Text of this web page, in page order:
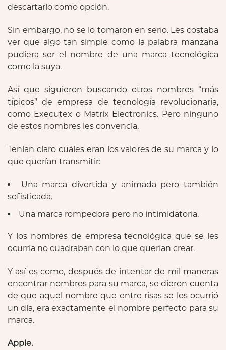
descartarlo como opción.
Sin embargo, no se lo tomaron en serio. Les costaba
ver que algo tan simple como la palabra manzana
pudiera ser el nombre de una marca tecnológica
como la suya.
Así que siguieron buscando otros nombres “más
típicos” de empresa de tecnología revolucionaria,
como Executex o Matrix Electronics. Pero ninguno
de estos nombres les convencía.
Tenían claro cuáles eran los valores de su marca y lo
que querían transmitir:
Una marca divertida y animada pero también
sofisticada.
Una marca rompedora pero no intimidatoria.
Y los nombres de empresa tecnológica que se les
ocurría no cuadraban con lo que querían crear.
Y así es como, después de intentar de mil maneras
encontrar nombres para su marca, se dieron cuenta
de que aquel nombre que entre risas se les ocurrió
un día, era exactamente el nombre perfecto para su
marca.
Apple.